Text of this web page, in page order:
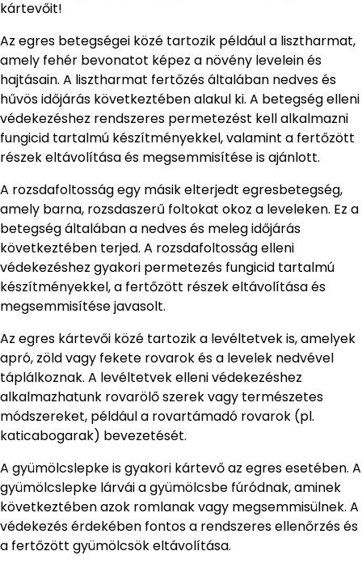
kártevőit!
Az egres betegségei közé tartozik például a lisztharmat,
amely fehér bevonatot képez a növény levelein és
hajtásain. A lisztharmat fertőzés általában nedves és
hűvös időjárás következtében alakul ki. A betegség elleni
védekezéshez rendszeres permetezést kell alkalmazni
fungicid tartalmú készítményekkel, valamint a fertőzött
részek eltávolítása és megsemmisítése is ajánlott.
A rozsdafoltosság egy másik elterjedt egresbetegség,
amely barna, rozsdaszerű foltokat okoz a leveleken. Ez a
betegség általában a nedves és meleg időjárás
következtében terjed. A rozsdafoltosság elleni
védekezéshez gyakori permetezés fungicid tartalmú
készítményekkel, a fertőzött részek eltávolítása és
megsemmisítése javasolt.
Az egres kártevői közé tartozik a levéltetvek is, amelyek
apró, zöld vagy fekete rovarok és a levelek nedvével
táplálkoznak. A levéltetvek elleni védekezéshez
alkalmazhatunk rovarölő szerek vagy természetes
módszereket, például a rovartámadó rovarok (pl.
katicabogarak) bevezetését.
A gyümölcslepke is gyakori kártevő az egres esetében. A
gyümölcslepke lárvái a gyümölcsbe fúródnak, aminek
következtében azok romlanak vagy megsemmisülnek. A
védekezés érdekében fontos a rendszeres ellenőrzés és
a fertőzött gyümölcsök eltávolítása.